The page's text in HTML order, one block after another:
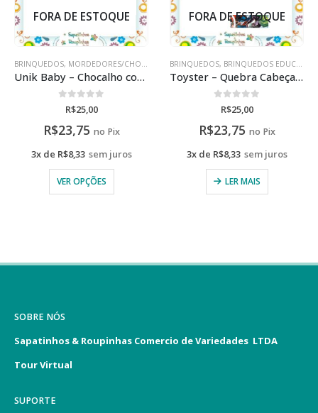
FORA DE ESTOQUE
BRINQUEDOS, MORDEDORES/CHOCALHOS
Unik Baby – Chocalho com Mordedor
de 5
R$25,00
R$23,75 no Pix
3x de R$8,33 sem juros
VER OPÇÕES
FORA DE ESTOQUE
BRINQUEDOS, BRINQUEDOS EDUCATIVOS
Toyster – Quebra Cabeça Avengers 100 Peças 6+ anos
de 5
R$25,00
R$23,75 no Pix
3x de R$8,33 sem juros
LER MAIS
SOBRE NÓS
Sapatinhos & Roupinhas Comercio de Variedades LTDA
Tour Virtual
SUPORTE